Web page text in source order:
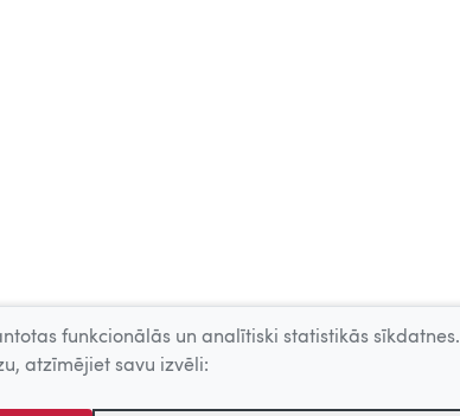
funkcionālās un analītiski statistikās sīkdatnes.
atzīmējiet savu izvēli: